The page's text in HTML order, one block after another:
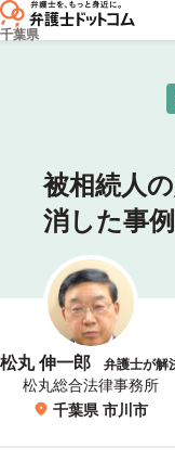
千葉県
被相続人
消した事例
松丸 伸一郎 弁護士が解
所属事務所
松丸総合法律事務所
所在地
千葉県 市川市